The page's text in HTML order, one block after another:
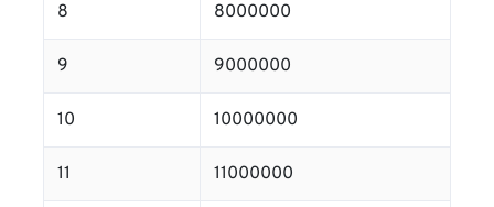
8 8000000
9 9000000
10 10000000
11 11000000